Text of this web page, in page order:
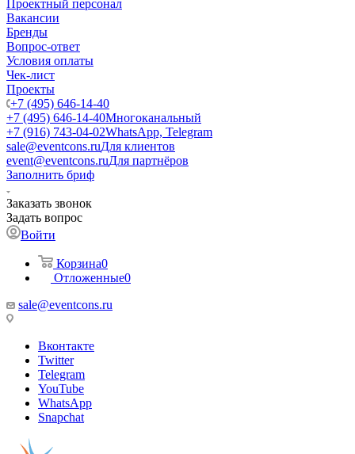
Проектный персонал
Вакансии
Бренды
Вопрос-ответ
Условия оплаты
Чек-лист
Проекты
+7 (495) 646-14-40
+7 (495) 646-14-40Многоканальный
+7 (916) 743-04-02WhatsApp, Telegram
sale@eventcons.ruДля клиентов
event@eventcons.ruДля партнёров
Заполнить бриф
Заказать звонок
Задать вопрос
Войти
Корзина0
Отложенные0
sale@eventcons.ru
Вконтакте
Twitter
Telegram
YouTube
WhatsApp
Snapchat